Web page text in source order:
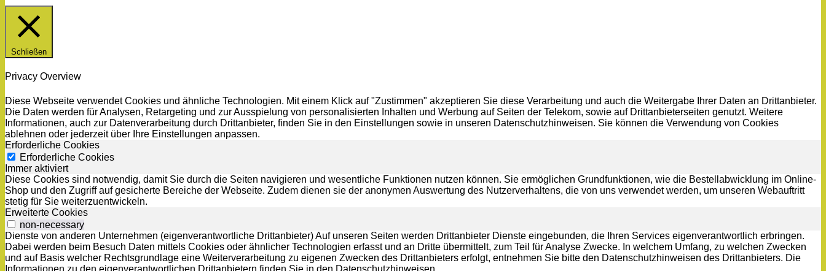
Schließen
Privacy Overview
Diese Webseite verwendet Cookies und ähnliche Technologien. Mit einem Klick auf "Zustimmen" akzeptieren Sie diese Verarbeitung und auch die Weitergabe Ihrer Daten an Drittanbieter.
Die Daten werden für Analysen, Retargeting und zur Ausspielung von personalisierten Inhalten und Werbung auf Seiten der Telekom, sowie auf Drittanbieterseiten genutzt. Weitere
Informationen, auch zur Datenverarbeitung durch Drittanbieter, finden Sie in den Einstellungen sowie in unseren Datenschutzhinweisen. Sie können die Verwendung von Cookies
ablehnen oder jederzeit über Ihre Einstellungen anpassen.
Erforderliche Cookies
Erforderliche Cookies
Immer aktiviert
Diese Cookies sind notwendig, damit Sie durch die Seiten navigieren und wesentliche Funktionen nutzen können. Sie ermöglichen Grundfunktionen, wie die Bestellabwicklung im Online-
Shop und den Zugriff auf gesicherte Bereiche der Webseite. Zudem dienen sie der anonymen Auswertung des Nutzerverhaltens, die von uns verwendet werden, um unseren Webauftritt
stetig für Sie weiterzuentwickeln.
Erweiterte Cookies
non-necessary
Dienste von anderen Unternehmen (eigenverantwortliche Drittanbieter) Auf unseren Seiten werden Drittanbieter Dienste eingebunden, die Ihren Services eigenverantwortlich erbringen.
Dabei werden beim Besuch Daten mittels Cookies oder ähnlicher Technologien erfasst und an Dritte übermittelt, zum Teil für Analyse Zwecke. In welchem Umfang, zu welchen Zwecken
und auf Basis welcher Rechtsgrundlage eine Weiterverarbeitung zu eigenen Zwecken des Drittanbieters erfolgt, entnehmen Sie bitte den Datenschutzhinweisen des Drittanbieters. Die
Informationen zu den eigenverantwortlichen Drittanbietern finden Sie in den Datenschutzhinweisen.